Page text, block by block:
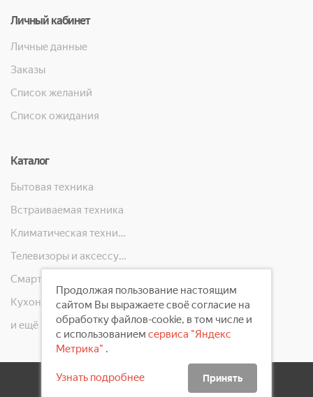
Личный кабинет
Личные данные
Заказы
Список желаний
Список ожидания
Каталог
Бытовая техника
Встраиваемая техника
Климатическая техника
Телевизоры и аксессуары
Кухонная техника
и ещё 10 категорий
2008 - 2026 ©Первый Электронный Магазин
Продолжая пользование настоящим
сайтом Вы выражаете своё согласие на
обработку файлов-cookie, в том числе и
с использованием сервиса "Яндекс
Метрика" .
Узнать подробнее Принять